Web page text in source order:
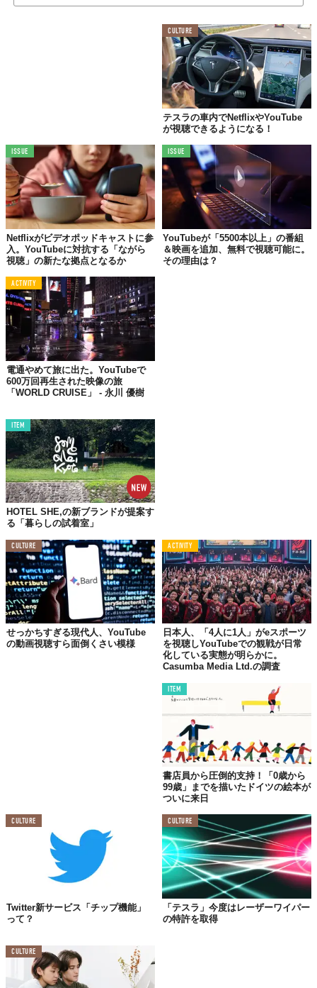
Have you tried YouTube's new “multi-language audio”
pic.twitter.com/QoUw0mJPbq
February 23, 2023
WFBrother/Twitter
今後クリエイター側は、動画をアップロードする際に「Subtitles
Editor」というツールでほかの言語の音声トラックを追加できる
ように。
投稿済みのコンテンツも、多言語音声を追加して更新が可能なん
だそう。
ちなみに、「YouTube」が「multi-language audio」をテストした
ところ、視聴時間の15％以上は吹替版が占めていたとのこと。
この機能が拡大されればクリエイターは海外からの視聴者を獲得
でき、ユーザーも言語を問わず動画を楽しめるだろう。
「YouTube」から、言語の壁が消えるかもしれない——。
Reference:MrBeast, now in Spanish! Say hello to multi-language audio on YouTube
TABI LABO
この世界は、もっと広いはずだ。
CULTURE
テスラの車内でNetflixやYouTube
が視聴できるようになる！
ISSUE
Netflixがビデオポッドキャストに参
入。YouTubeに対抗する「ながら
視聴」の新たな拠点となるか
ISSUE
YouTubeが「5500本以上」の番組
＆映画を追加、無料で視聴可能に。
その理由は？
ACTIVITY
電通やめて旅に出た。YouTubeで
600万回再生された映像の旅
「WORLD CRUISE」 - 永川 優樹
ITEM
HOTEL SHE,の新ブランドが提案す
る「暮らしの試着室」
CULTURE
せっかちすぎる現代人、YouTube
の動画視聴すら面倒くさい模様
ACTIVITY
日本人、「4人に1人」がeスポーツ
を視聴しYouTubeでの観戦が日常
化している実態が明らかに。
Casumba Media Ltd.の調査
ITEM
書店員から圧倒的支持！「0歳から
99歳」までを描いたドイツの絵本が
ついに来日
CULTURE
Twitter新サービス「チップ機能」
って？
CULTURE
「テスラ」今度はレーザーワイパー
の特許を取得
CULTURE